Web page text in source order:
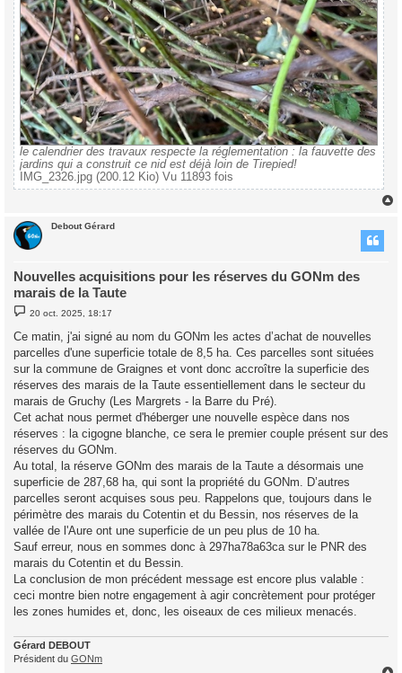
le calendrier des travaux respecte la réglementation : la fauvette des
jardins qui a construit ce nid est déjà loin de Tirepied!
IMG_2326.jpg (200.12 Kio) Vu 11893 fois
Debout Gérard
Nouvelles acquisitions pour les réserves du GONm des
marais de la Taute
M
e
s
a
e
20 oct. 2025, 18:17
Ce matin, j'ai signé au nom du GONm les actes d’achat de nouvelles
parcelles d'une superficie totale de 8,5 ha. Ces parcelles sont situées
sur la commune de Graignes et vont donc accroître la superficie des
réserves des marais de la Taute essentiellement dans le secteur du
marais de Gruchy (Les Margrets - la Barre du Pré).
Cet achat nous permet d'héberger une nouvelle espèce dans nos
réserves : la cigogne blanche, ce sera le premier couple présent sur des
réserves du GONm.
Au total, la réserve GONm des marais de la Taute a désormais une
superficie de 287,68 ha, qui sont la propriété du GONm. D’autres
parcelles seront acquises sous peu. Rappelons que, toujours dans le
périmètre des marais du Cotentin et du Bessin, nos réserves de la
vallée de l'Aure ont une superficie de un peu plus de 10 ha.
Sauf erreur, nous en sommes donc à 297ha78a63ca sur le PNR des
marais du Cotentin et du Bessin.
La conclusion de mon précédent message est encore plus valable :
ceci montre bien notre engagement à agir concrètement pour protéger
les zones humides et, donc, les oiseaux de ces milieux menacés.
Gérard DEBOUT
Président du GONm